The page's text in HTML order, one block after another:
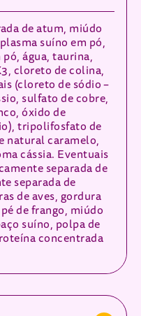
de atum, miúdo
suíno em pó,
água, taurina,
cloreto de colina,
(cloreto de sódio –
sulfato de cobre,
óxido de
tripolifosfato de
natural caramelo,
cássia. Eventuais
separada de
separada de
de aves, gordura
de frango, miúdo
suíno, polpa de
concentrada